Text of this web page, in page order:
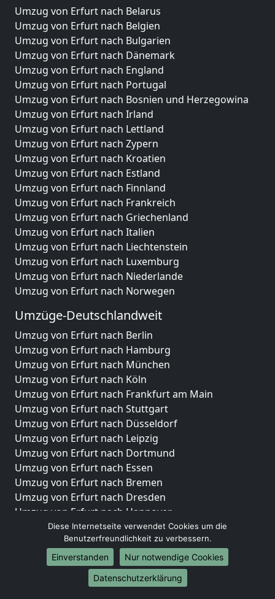
Umzug von Erfurt nach Belarus
Umzug von Erfurt nach Belgien
Umzug von Erfurt nach Bulgarien
Umzug von Erfurt nach Dänemark
Umzug von Erfurt nach England
Umzug von Erfurt nach Portugal
Umzug von Erfurt nach Bosnien und Herzegowina
Umzug von Erfurt nach Irland
Umzug von Erfurt nach Lettland
Umzug von Erfurt nach Zypern
Umzug von Erfurt nach Kroatien
Umzug von Erfurt nach Estland
Umzug von Erfurt nach Finnland
Umzug von Erfurt nach Frankreich
Umzug von Erfurt nach Griechenland
Umzug von Erfurt nach Italien
Umzug von Erfurt nach Liechtenstein
Umzug von Erfurt nach Luxemburg
Umzug von Erfurt nach Niederlande
Umzug von Erfurt nach Norwegen
Umzüge-Deutschlandweit
Umzug von Erfurt nach Berlin
Umzug von Erfurt nach Hamburg
Umzug von Erfurt nach München
Umzug von Erfurt nach Köln
Umzug von Erfurt nach Frankfurt am Main
Umzug von Erfurt nach Stuttgart
Umzug von Erfurt nach Düsseldorf
Umzug von Erfurt nach Leipzig
Umzug von Erfurt nach Dortmund
Umzug von Erfurt nach Essen
Umzug von Erfurt nach Bremen
Umzug von Erfurt nach Dresden
Umzug von Erfurt nach Hannover
Umzug von Erfurt nach Nürnberg
Umzug von Erfurt nach Duisburg
Umzug von Erfurt nach Bochum
Umzug von Erfurt nach Wuppertal
Umzug von Erfurt nach Bielefeld
Diese Internetseite verwendet Cookies um die
Benutzerfreundlichkeit zu verbessern.
Einverstanden
Nur notwendige Cookies
Datenschutzerklärung